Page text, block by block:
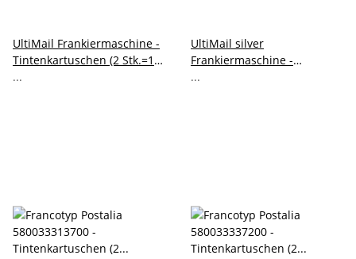
UltiMail Frankiermaschine -
Tintenkartuschen (2 Stk.=1
Set) 580033313700
...
UltiMail silver
Frankiermaschine -
Tintenkartuschen (2 Stk.=1
...